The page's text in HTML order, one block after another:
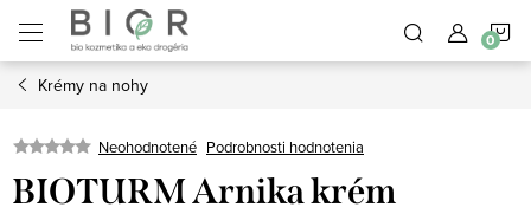
obsah
Krémy na nohy
Neohodnotené Podrobnosti hodnotenia
BIOTURM Arnika krém